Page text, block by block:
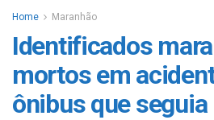
Home Maranhão
Identificados
mortos em
ônibus que seguia